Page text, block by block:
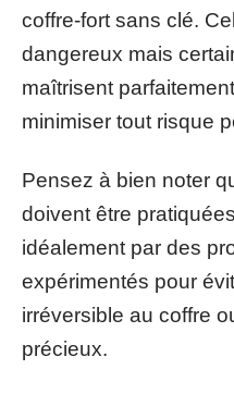
coffre-fort sans clé.
dangereux mais
maîtrisent
minimiser tout risque
Pensez à bien noter
doivent être
idéalement par des
expérimentés pour
irréversible au coffre
précieux.